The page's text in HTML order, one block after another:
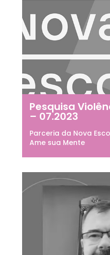
Pesquisa
– 07.2023
Parceria da Nova
Ame sua Mente